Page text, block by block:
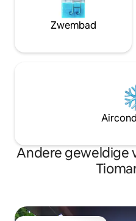
Zwembad
Andere geweldige